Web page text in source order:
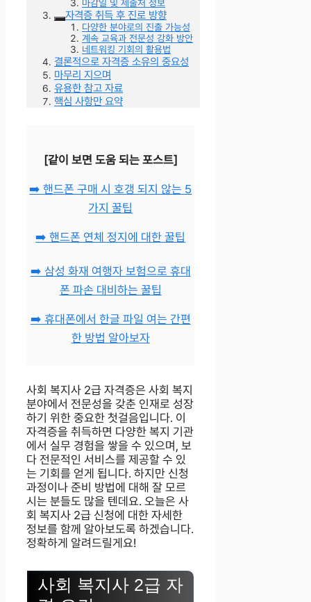
마감일 및 제출처 정보
자격증 취득 후 진로 방향
다양한 분야로의 진출 가능성
계속 교육과 전문성 강화 방안
네트워킹 기회의 활용법
결론적으로 자격증 소유의 중요성
마무리 지으며
유용한 참고 자료
핵심 사항만 요약
[같이 보면 도움 되는 포스트]
➡️ 핸드폰 구매 시 호갱 되지 않는 5
가지 꿀팁
➡️ 핸드폰 연체 정지에 대한 꿀팁
➡️ 삼성 화재 여행자 보험으로 휴대
폰 파손 대비하는 꿀팁
➡️ 휴대폰에서 한글 파일 여는 간편
한 방법 알아보자
사회 복지사 2급 자격증은 사회 복지
분야에서 전문성을 갖춘 인재로 성장
하기 위한 중요한 첫걸음입니다. 이
자격증을 취득하면 다양한 복지 기관
에서 실무 경험을 쌓을 수 있으며, 보
다 전문적인 서비스를 제공할 수 있
는 기회를 얻게 됩니다. 하지만 신청
과정이나 준비 방법에 대해 잘 모르
시는 분들도 많을 텐데요. 오늘은 사
회 복지사 2급 신청에 대한 자세한
정보를 함께 알아보도록 하겠습니다.
정확하게 알려드릴게요!
사회 복지사 2급 자